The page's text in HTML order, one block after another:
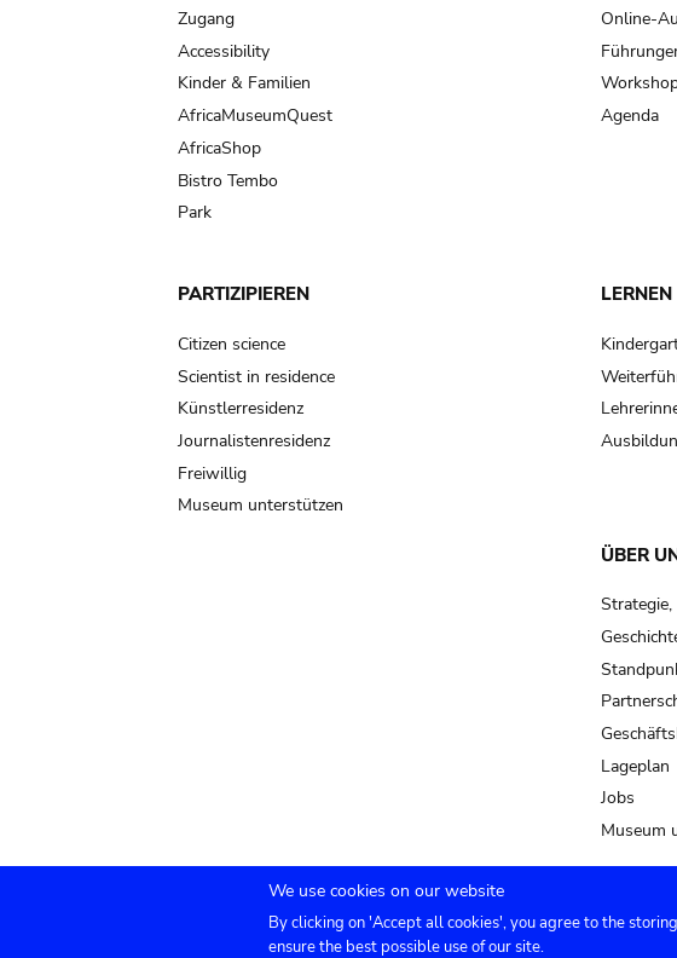
Zugang
Accessibility
Kinder & Familien
AfricaMuseumQuest
AfricaShop
Bistro Tembo
Park
Online-
Agenda
PARTIZIPIEREN
Citizen science
Scientist in residence
Künstlerresidenz
Journalistenresidenz
Freiwillig
Museum unterstützen
LERNEN
ÜBER
Lageplan
Jobs
Museum
Submenu
Agenda Presse Vermietung Kontakt
We use cookies on our website
By clicking on 'Accept all cookies', you agree to the
ensure the best possible use of our site.